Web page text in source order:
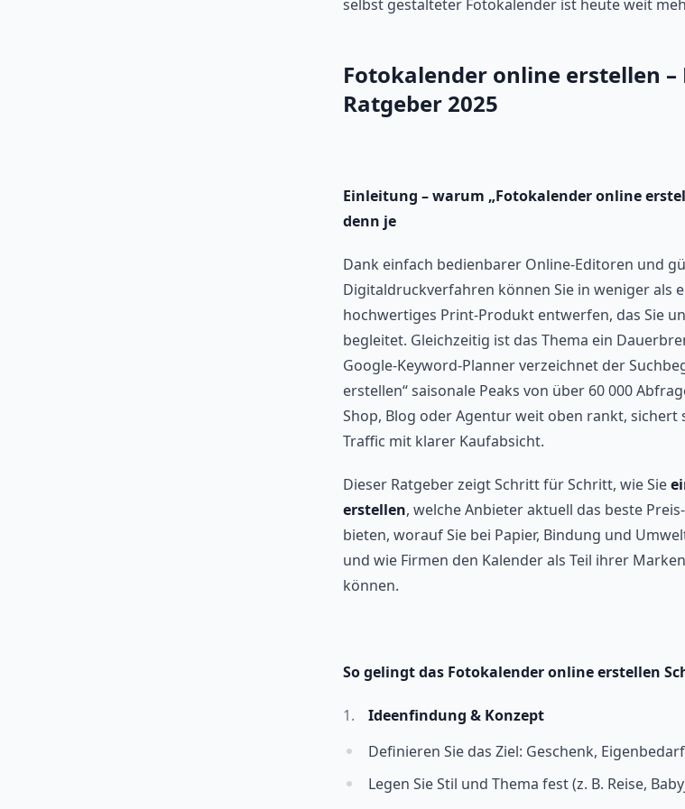
selbst gestalteter Fotokalender ist heute weit
Fotokalender online erstellen –
Ratgeber 2025
Einleitung – warum „Fotokalender online
denn je
Dank einfach bedienbarer Online-Editoren und
Digitaldruckverfahren können Sie in weniger als
hochwertiges Print-Produkt entwerfen, das Sie
begleitet. Gleichzeitig ist das Thema ein
Google-Keyword-Planner verzeichnet der
erstellen“ saisonale Peaks von über 60 000
Shop, Blog oder Agentur weit oben rankt, sichert
Traffic mit klarer Kaufabsicht.
Dieser Ratgeber zeigt Schritt für Schritt, wie Sie
erstellen, welche Anbieter aktuell das beste
bieten, worauf Sie bei Papier, Bindung und
und wie Firmen den Kalender als Teil ihrer
können.
So gelingt das Fotokalender online erstellen
Ideenfindung & Konzept
Definieren Sie das Ziel: Geschenk,
Legen Sie Stil und Thema fest (z. B. Reise,